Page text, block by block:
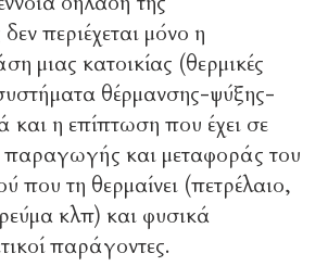
περιέχεται μόνο η
μιας κατοικίας (θερμικές
θέρμανσης-ψύξης-
και η επίπτωση που έχει σε
και μεταφοράς του
που τη θερμαίνει (πετρέλαιο,
κλπ) και φυσικά
παράγοντες.